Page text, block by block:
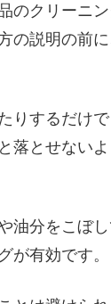
のクリーニ
の説明の前に
りするだけ
落とせない
油分をこぼ
が有効です。